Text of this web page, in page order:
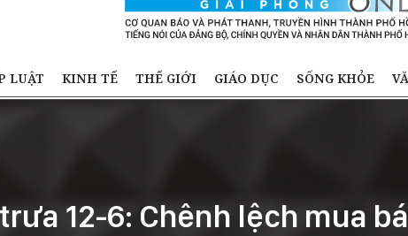
LUẬT KINH TẾ THẾ GIỚI GIÁO DỤC SỐNG KHỎE
12-6: Chênh lệch mua